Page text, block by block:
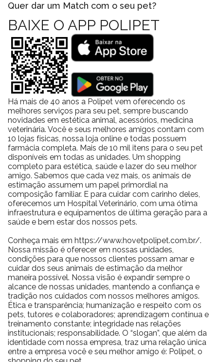
Quer dar um Match com o seu pet?
BAIXE O APP POLIPET
Há mais de 40 anos a Polipet vem oferecendo os
melhores serviços para seu pet, sempre buscando
novidades em estética animal, acessórios, medicina
veterinária. Você e seus melhores amigos contam com
10 lojas físicas, nossa loja online e todas possuem
farmácia completa. Mais de 10 mil itens para o seu pet
disponíveis em todas as unidades. Um shopping
completo para estética, saúde e lazer do seu melhor
amigo. Sabemos que cada vez mais, os animais de
estimação assumem um papel primordial na
composição familiar. E para cuidar com carinho deles,
oferecemos um Hospital Veterinário, com uma ótima
infraestrutura e equipamentos de última geração para a
saúde e bem estar dos nossos pets.
Conheça mais em https://www.hovetpolipet.com.br/.
Nossa missão é oferecer em nossas unidades,
condições para que nossos clientes possam amar e
cuidar dos seus animais de estimação da melhor
maneira possível. Nossa visão é expandir sempre o
alcance de nossas unidades, mantendo a confiança e
tradição nos cuidados com nossos melhores amigos.
Ética e transparência; humanização e respeito com os
pets, tutores e colaboradores; aprendizagem contínua e
treinamento constante; integridade nas relações
institucionais; responsabilidade. O “slogan”, que além da
identidade com nossa empresa, traz uma relação única
entre a empresa você e seu melhor amigo é: Polipet, o